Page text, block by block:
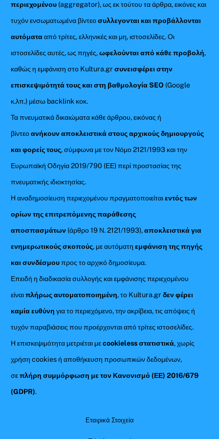
περιεχομένου (aggregator), ως εκ τούτου τα άρθρα, εικόνες και
τυχόν ενσωματωμένα βίντεοσυλλεγονται και προβάλλονται
αυτόματααπό τρίτες, ελληνικές και μη, ιστοσελίδες. Οι
ιστοσελίδες αυτές, ως πηγές,ωφελούνται από κάθε προβολή,
καθώς η εμφάνιση στο Kultura.gr συνεισφέρει στην
επισκεψιμότητά τους και στη βαθμολογία SEO (Google
κ.λπ.) μέσω backlink κοκ.
Τα πνευματικά δικαιώματα κάθε άρθρου, εικόνας ή
βίντεοανήκουν αποκλειστικά στους αρχικούς δημιουργούς
και φορείς τους, σύμφωνα με τον Νόμο 2121/1993 και την
Ευρωπαϊκή Οδηγία 2019/790 (ΕΕ) περί προστασίας της
πνευματικής ιδιοκτησίας.
Η αναδημοσίευση περιεχομένου πραγματοποιείταιεντός των
ορίων της επιτρεπόμενης παράθεσης
αποσπασμάτων (άρθρο 19 Ν. 2121/1993),αποκλειστικά για
ενημερωτικούς σκοπούς, με αυτόματηεμφάνιση της πηγής
και συνδέσμουπρος το αρχικό δημοσίευμα.
Επειδή η διαδικασία συλλογής και εμφάνισης περιεχομένου
είναιπλήρως αυτοματοποιημένη, το Kultura.grδεν φέρει
καμία ευθύνη για το περιεχόμενο, την ακρίβεια, τις απόψεις ή
τυχόν παραβιάσεις που προέρχονται από τρίτες ιστοσελίδες.
Η επισκεψιμότητα μετριέται μεcookieless στατιστικά, χωρίς
χρήση cookies ή αποθήκευση προσωπικών δεδομένων,
σεπλήρη συμμόρφωση με τον Κανονισμό (ΕΕ) 2016/679
(GDPR).
Εταιρικά Στοιχεία